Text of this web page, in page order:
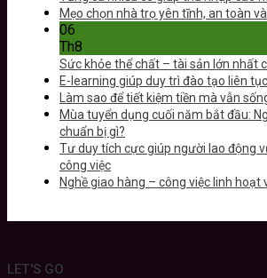
Mẹo chọn nhà trọ yên tĩnh, an toàn
06
Th8
Sức khỏe thể chất – tài sản lớn nhất
E-learning giúp duy trì đào tạo liên
Làm sao để tiết kiệm tiền mà vẫn
Mùa tuyển dụng cuối năm bắt đầu:
chuẩn bị gì?
Tư duy tích cực giúp người lao động
công việc
Nghề giao hàng – công việc linh hoạt
LET'S GO